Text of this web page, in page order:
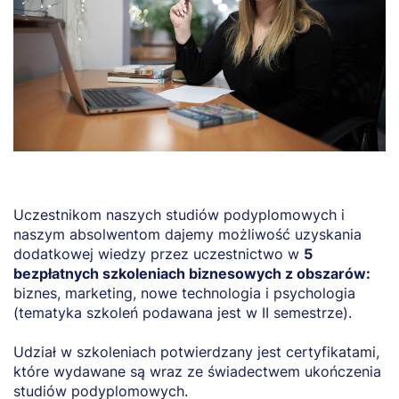
Uczestnikom naszych studiów podyplomowych i
naszym absolwentom dajemy możliwość uzyskania
dodatkowej wiedzy przez uczestnictwo w 5
bezpłatnych szkoleniach biznesowych z obszarów:
biznes, marketing, nowe technologia i psychologia
(tematyka szkoleń podawana jest w II semestrze).
Udział w szkoleniach potwierdzany jest certyfikatami,
które wydawane są wraz ze świadectwem ukończenia
studiów podyplomowych.